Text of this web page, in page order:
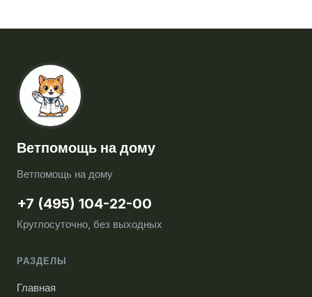
Ветпомощь на дому
Ветпомощь на дому
+7 (495) 104-22-00
Круглосуточно, без выходных
РАЗДЕЛЫ
Главная